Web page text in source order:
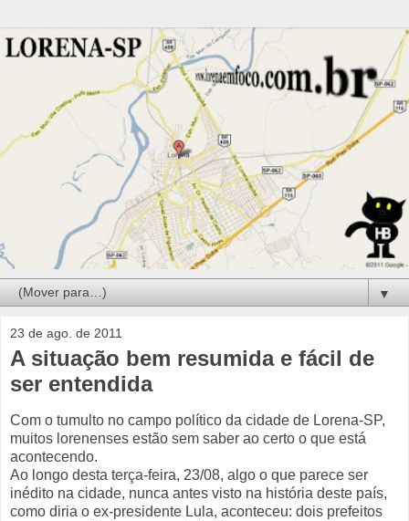
▼
23 de ago. de 2011
A situação bem resumida e fácil de
ser entendida
Com o tumulto no campo político da cidade de Lorena-SP,
muitos lorenenses estão sem saber ao certo o que está
acontecendo.
Ao longo desta terça-feira, 23/08, algo o que parece ser
inédito na cidade, nunca antes visto na história deste país,
como diria o ex-presidente Lula, aconteceu: dois prefeitos